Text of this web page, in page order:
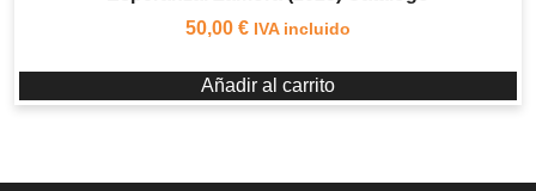
50,00 € IVA incluido
Añadir al carrito